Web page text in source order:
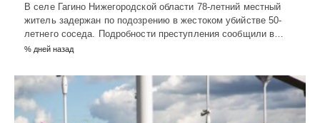
В селе Гагино Нижегородской области 78-летний местный
житель задержан по подозрению в жестоком убийстве 50-
летнего соседа. Подробности преступления сообщили в…
% дней назад